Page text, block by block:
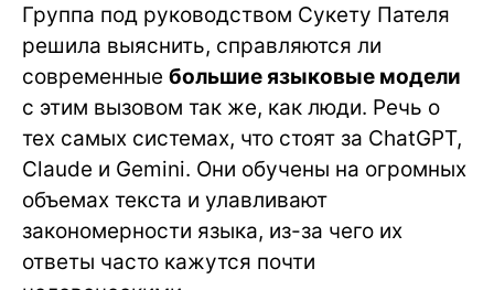
Группа под руководством Сукету Пателя
решила выяснить, справляются ли
современные большие языковые модели
с этим вызовом так же, как люди. Речь о
тех самых системах, что стоят за ChatGPT,
Claude и Gemini. Они обучены на огромных
объемах текста и улавливают
закономерности языка, из-за чего их
ответы часто кажутся почти